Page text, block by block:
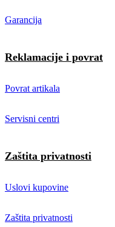
Garancija
Reklamacije i povrat
Povrat artikala
Servisni centri
Zaštita privatnosti
Uslovi kupovine
Zaštita privatnosti